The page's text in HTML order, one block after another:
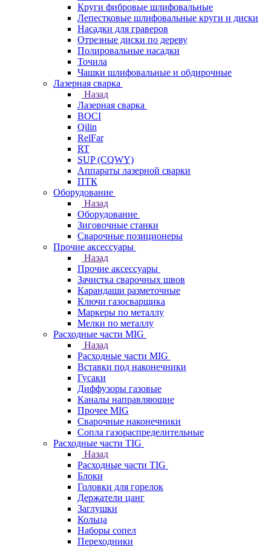
Круги фибровые шлифовальные
Лепестковые шлифовальные круги и диски
Насадки для граверов
Отрезные диски по дереву
Полировальные насадки
Точила
Чашки шлифовальные и обдирочные
Лазерная сварка
Назад
Лазерная сварка
BOCI
Qilin
RelFar
RT
SUP (CQWY)
Аппараты лазерной сварки
ПТК
Оборудование
Назад
Оборудование
Зиговочные станки
Сварочные позиционеры
Прочие аксессуары
Назад
Прочие аксессуары
Зачистка сварочных швов
Карандаши разметочные
Ключи газосварщика
Маркеры по металлу
Мелки по металлу
Расходные части MIG
Назад
Расходные части MIG
Вставки под наконечники
Гусаки
Диффузоры газовые
Каналы направляющие
Прочее MIG
Сварочные наконечники
Сопла газораспределительные
Расходные части TIG
Назад
Расходные части TIG
Блоки
Головки для горелок
Держатели цанг
Заглушки
Кольца
Наборы сопел
Переходники